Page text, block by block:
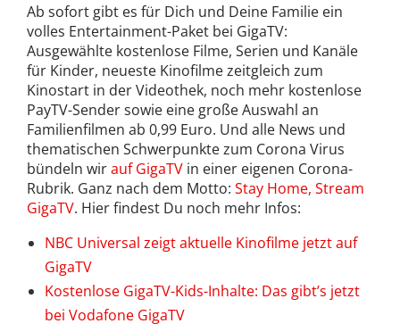
Ab sofort gibt es für Dich und Deine Familie ein
volles Entertainment-Paket bei GigaTV:
Ausgewählte kostenlose Filme, Serien und Kanäle
für Kinder, neueste Kinofilme zeitgleich zum
Kinostart in der Videothek, noch mehr kostenlose
PayTV-Sender sowie eine große Auswahl an
Familienfilmen ab 0,99 Euro. Und alle News und
thematischen Schwerpunkte zum Corona Virus
bündeln wirauf GigaTV in einer eigenen Corona-
Rubrik. Ganz nach dem Motto: Stay Home, Stream
GigaTV. Hier findest Du noch mehr Infos:
NBC Universal zeigt aktuelle Kinofilme jetzt auf
GigaTV
Kostenlose GigaTV-Kids-Inhalte: Das gibt’s jetzt
bei Vodafone GigaTV